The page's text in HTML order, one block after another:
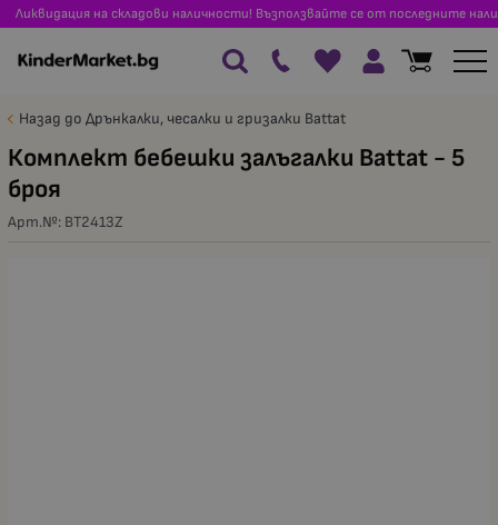
Ликвидация на складови наличности! Възползвайте се от последните
Назад до Дрънкалки, чесалки и гризалки Battat
Комплект бебешки залъгалки Battat - 5
броя
Арт.№: BT2413Z